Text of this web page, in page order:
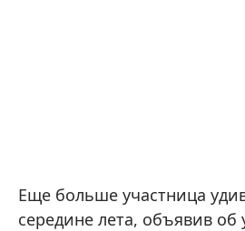
Еще больше участница
середине лета, объявив об